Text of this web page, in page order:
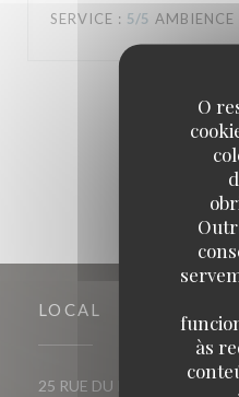
O
às
SERVICE : 5/5 AMBIENCE
LOCAL
25 RUE DU ROI DE SICILE